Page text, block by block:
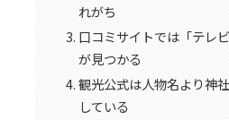
れがち
口コミサイトでは「テレ
が見つかる
観光公式は人物名より神
している